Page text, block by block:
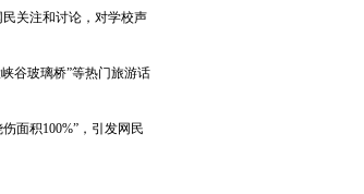
关注和讨论，对学校声
谷玻璃桥”等热门旅游话
面积100%”，引发网民